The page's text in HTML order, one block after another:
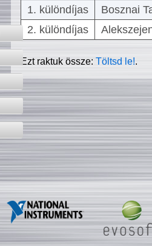
1. különdíjas
Bosznai
2. különdíjas
Ezt raktuk össze:Töltsd le!.